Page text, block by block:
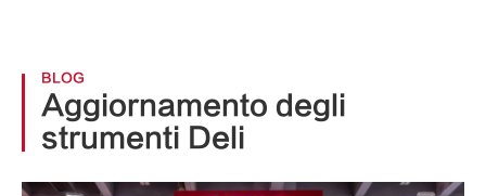
BLOG
Aggiornamento degli
strumenti Deli